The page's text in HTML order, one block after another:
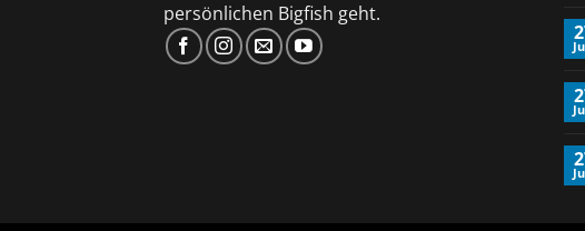
persönlichen Bigfish geht.